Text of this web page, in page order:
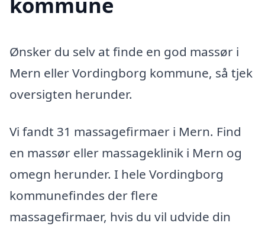
Ønsker du selv at finde en god massør i
Mern eller Vordingborg kommune, så tjek
oversigten herunder.
Vi fandt 31 massagefirmaer i Mern. Find
en massør eller massageklinik i Mern og
omegn herunder. I hele Vordingborg
kommunefindes der flere
massagefirmaer, hvis du vil udvide din